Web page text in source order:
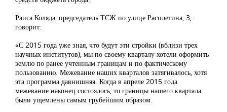
Раиса Коляда, председатель ТСЖ по улице Расплетина, 3,
говорит:
«С 2015 года уже зная, что будут эти стройки (вблизи трех
научных институтов), мы по своему кварталу хотели оформить
землю по ранее учтенным границам и по фактическому
пользованию. Межевание наших кварталов затягивалось, хотя
эта программа давнишняя. Когда в апреле 2015 года
межевание наконец состоялось, то границы нашего квартала
были ущемлены самым грубейшим образом.